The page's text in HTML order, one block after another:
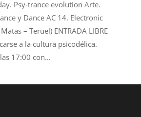
Psy-trance evolution Arte.
y Dance AC 14. Electronic
– Teruel) ENTRADA LIBRE
a la cultura psicodélica.
17:00 con...